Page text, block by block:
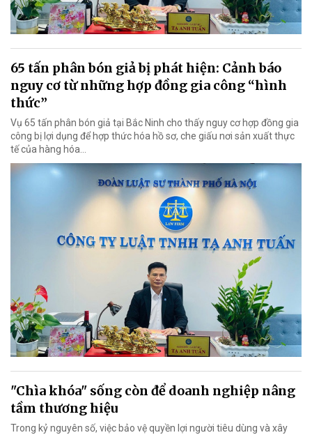
65 tấn phân bón giả bị phát hiện: Cảnh báo
nguy cơ từ những hợp đồng gia công “hình
thức”
Vụ 65 tấn phân bón giả tại Bắc Ninh cho thấy nguy cơ hợp đồng gia
công bị lợi dụng để hợp thức hóa hồ sơ, che giấu nơi sản xuất thực
tế của hàng hóa…
"Chìa khóa" sống còn để doanh nghiệp nâng
tầm thương hiệu
Trong kỷ nguyên số, việc bảo vệ quyền lợi người tiêu dùng và xây